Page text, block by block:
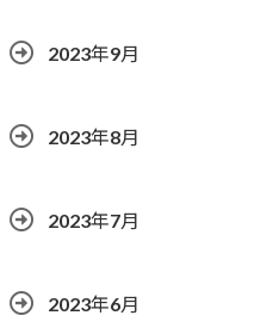
2023年9月
2023年8月
2023年7月
2023年6月